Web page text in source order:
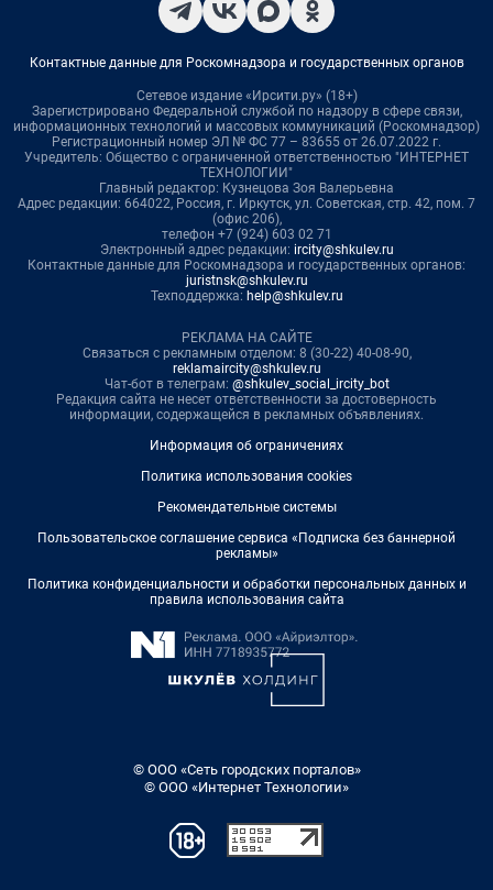
Контактные данные для Роскомнадзора и государственных органов
Сетевое издание «Ирсити.ру» (18+)
Зарегистрировано Федеральной службой по надзору в сфере связи,
информационных технологий и массовых коммуникаций (Роскомнадзор)
Регистрационный номер ЭЛ № ФС 77 – 83655 от 26.07.2022 г.
Учредитель: Общество с ограниченной ответственностью "ИНТЕРНЕТ
ТЕХНОЛОГИИ"
Главный редактор: Кузнецова Зоя Валерьевна
Адрес редакции: 664022, Россия, г. Иркутск, ул. Советская, стр. 42, пом. 7
(офис 206),
телефон +7 (924) 603 02 71
Электронный адрес редакции: ircity@shkulev.ru
Контактные данные для Роскомнадзора и государственных органов:
juristnsk@shkulev.ru
Техподдержка: help@shkulev.ru
РЕКЛАМА НА САЙТЕ
Связаться с рекламным отделом: 8 (30-22) 40-08-90,
reklamaircity@shkulev.ru
Чат-бот в телеграм: @shkulev_social_ircity_bot
Редакция сайта не несет ответственности за достоверность
информации, содержащейся в рекламных объявлениях.
Информация об ограничениях
Политика использования cookies
Рекомендательные системы
Пользовательское соглашение сервиса «Подписка без баннерной
рекламы»
Политика конфиденциальности и обработки персональных данных и
правила использования сайта
© ООО «Сеть городских порталов»
© ООО «Интернет Технологии»